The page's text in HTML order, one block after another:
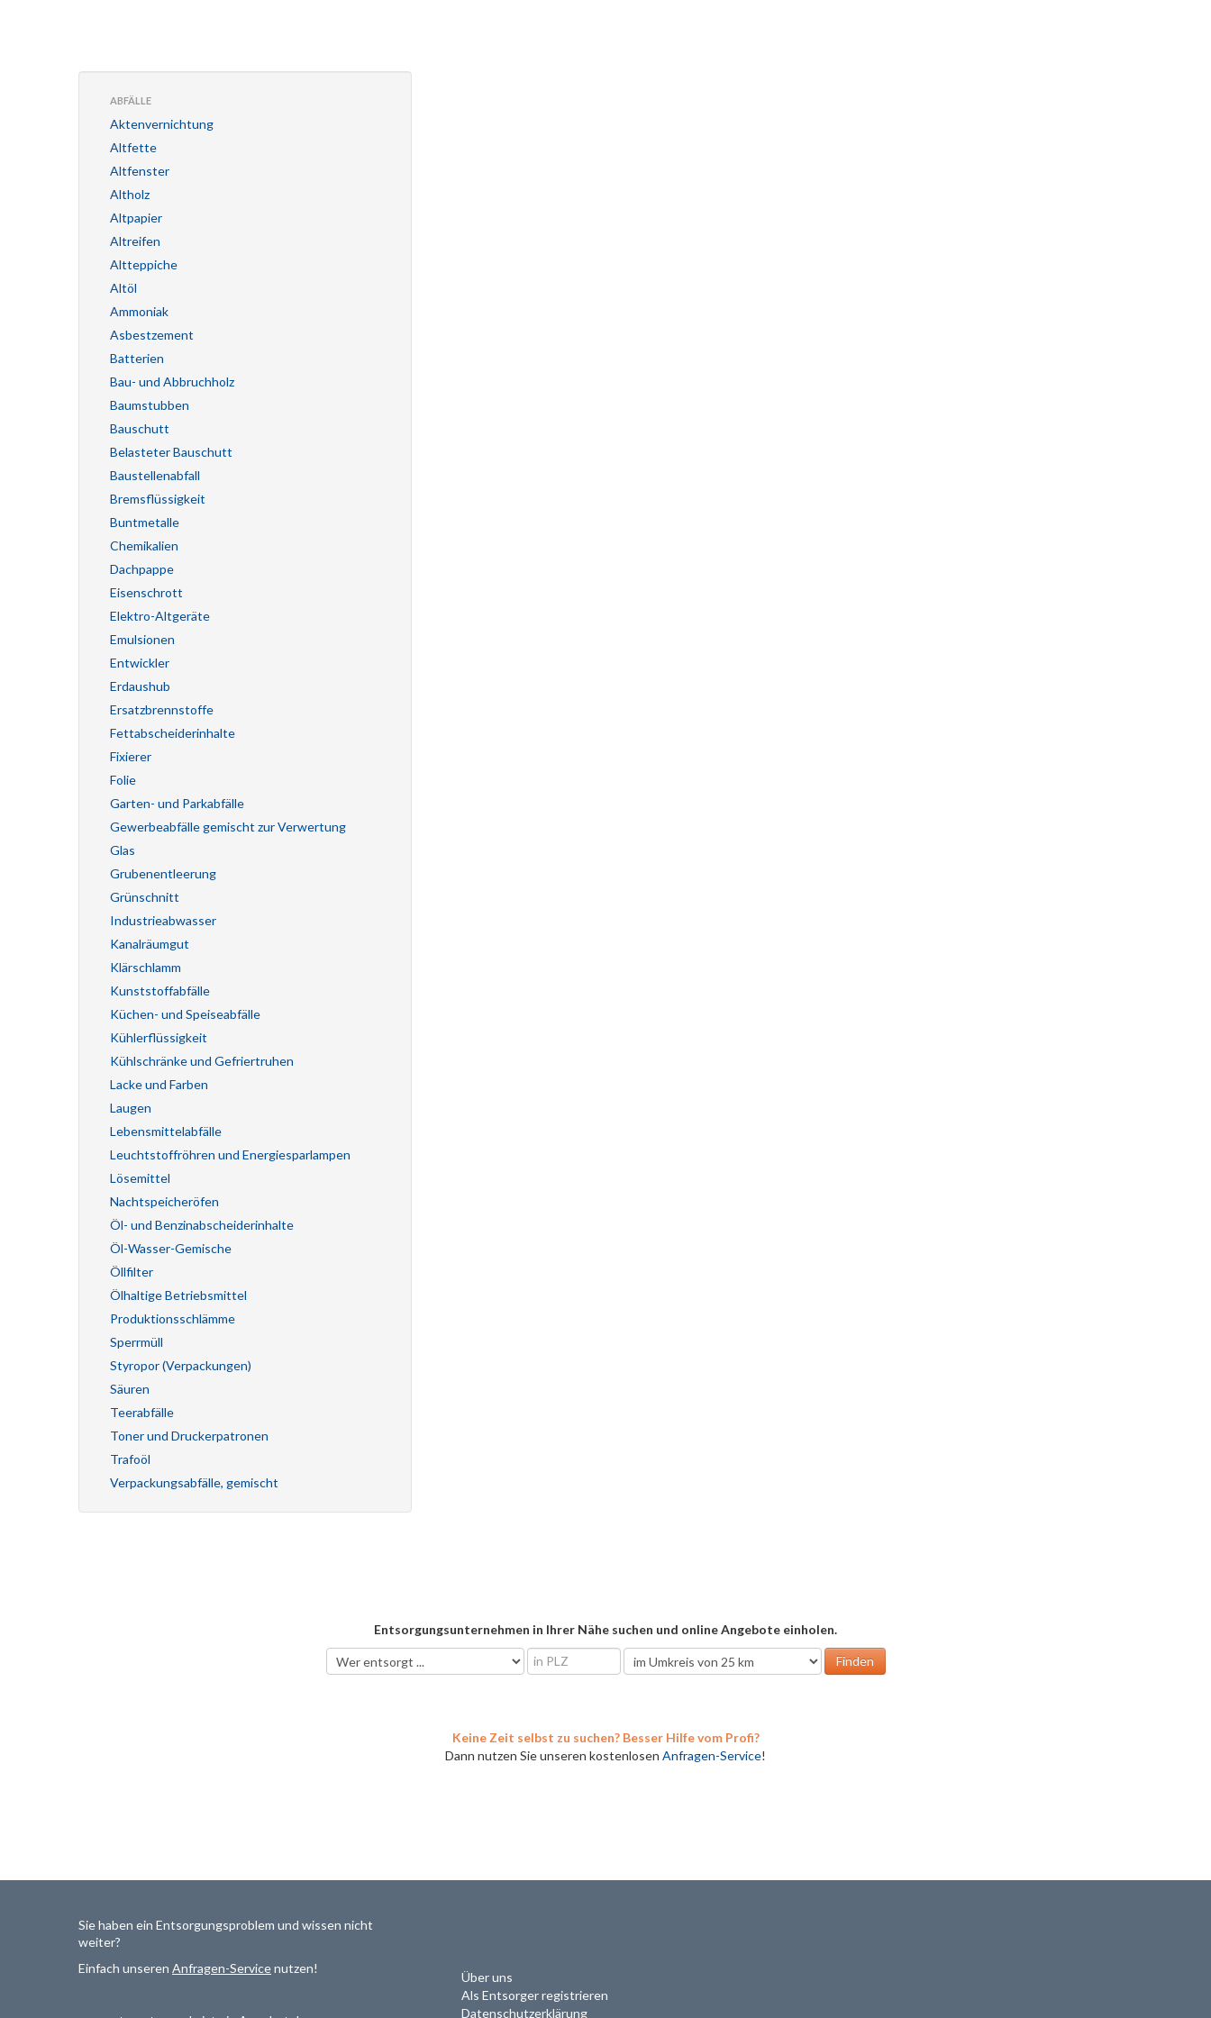
ABFÄLLE
Aktenvernichtung
Altfette
Altfenster
Altholz
Altpapier
Altreifen
Altteppiche
Altöl
Ammoniak
Asbestzement
Batterien
Bau- und Abbruchholz
Baumstubben
Bauschutt
Belasteter Bauschutt
Baustellenabfall
Bremsflüssigkeit
Buntmetalle
Chemikalien
Dachpappe
Eisenschrott
Elektro-Altgeräte
Emulsionen
Entwickler
Erdaushub
Ersatzbrennstoffe
Fettabscheiderinhalte
Fixierer
Folie
Garten- und Parkabfälle
Gewerbeabfälle gemischt zur Verwertung
Glas
Grubenentleerung
Grünschnitt
Industrieabwasser
Kanalräumgut
Klärschlamm
Kunststoffabfälle
Küchen- und Speiseabfälle
Kühlerflüssigkeit
Kühlschränke und Gefriertruhen
Lacke und Farben
Laugen
Lebensmittelabfälle
Leuchtstoffröhren und Energiesparlampen
Lösemittel
Nachtspeicheröfen
Öl- und Benzinabscheiderinhalte
Öl-Wasser-Gemische
Öllfilter
Ölhaltige Betriebsmittel
Produktionsschlämme
Sperrmüll
Styropor (Verpackungen)
Säuren
Teerabfälle
Toner und Druckerpatronen
Trafoöl
Verpackungsabfälle, gemischt
Entsorgungsunternehmen in Ihrer Nähe suchen und online Angebote einholen.
Keine Zeit selbst zu suchen? Besser Hilfe vom Profi?
Dann nutzen Sie unseren kostenlosen Anfragen-Service!
Sie haben ein Entsorgungsproblem und wissen nicht
weiter?
Einfach unseren Anfragen-Servicenutzen!
Über uns
Als Entsorger registrieren
Datenschutzerklärung